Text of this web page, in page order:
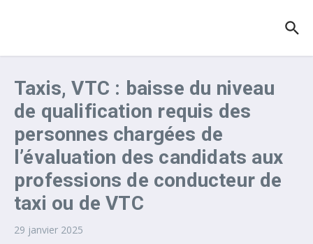
Taxis, VTC : baisse du niveau
de qualification requis des
personnes chargées de
l’évaluation des candidats aux
professions de conducteur de
taxi ou de VTC
29 janvier 2025